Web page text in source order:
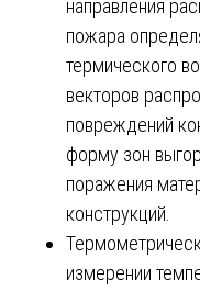
направления
пожара
термического
векторов
повреждений
форму зон
поражения
конструкций.
измерении